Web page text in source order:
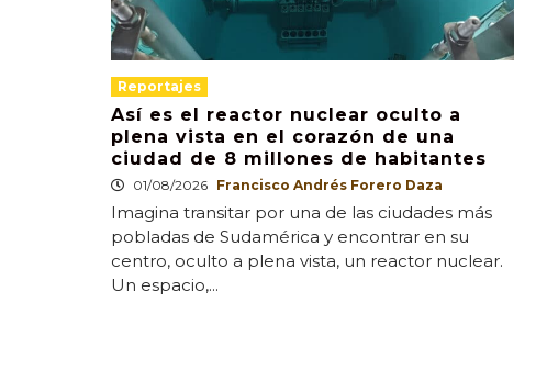
Reportajes
Así es el reactor nuclear oculto a
plena vista en el corazón de una
ciudad de 8 millones de habitantes
01/08/2026 Francisco Andrés Forero Daza
Imagina transitar por una de las ciudades más
pobladas de Sudamérica y encontrar en su
centro, oculto a plena vista, un reactor nuclear.
Un espacio,...